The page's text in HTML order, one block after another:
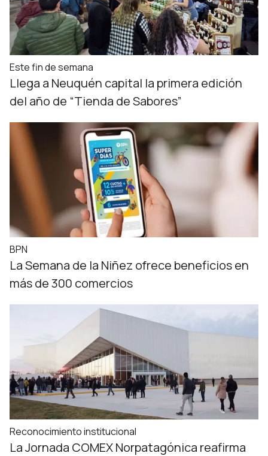
Este fin de semana
Llega a Neuquén capital la primera edición
del año de “Tienda de Sabores”
BPN
La Semana de la Niñez ofrece beneficios en
más de 300 comercios
Reconocimiento institucional
La Jornada COMEX Norpatagónica reafirma